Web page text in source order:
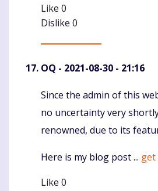
Like 0
Dislike 0
OQ - 2021-08-30 - 21:16
Komentaras
Since the admin of this
no uncertainty very
renowned, due to its
Here is my blog post ...
Like 0